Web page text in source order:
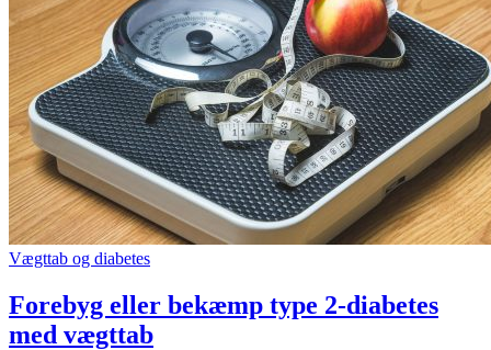
Vægttab og diabetes
Forebyg eller bekæmp type 2-diabetes
med vægttab